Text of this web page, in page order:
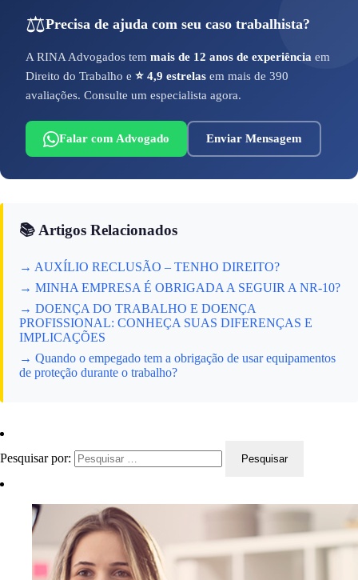
⚖️Precisa de ajuda com seu caso trabalhista?
A RINA Advogados tem mais de 12 anos de experiência em
Direito do Trabalho e ⭐ 4,9 estrelas em mais de 390
avaliações. Consulte um especialista agora.
Falar com Advogado Enviar Mensagem
📚 Artigos Relacionados
→ AUXÍLIO RECLUSÃO – TENHO DIREITO?
→ MINHA EMPRESA É OBRIGADA A SEGUIR A NR-10?
→ DOENÇA DO TRABALHO E DOENÇA
PROFISSIONAL: CONHEÇA SUAS DIFERENÇAS E
IMPLICAÇÕES
→ Quando o empegado tem a obrigação de usar equipamentos
de proteção durante o trabalho?
Pesquisar por: